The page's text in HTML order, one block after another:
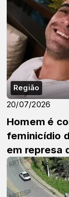
Região
20/07/2026
Homem é
feminicídio
em represa